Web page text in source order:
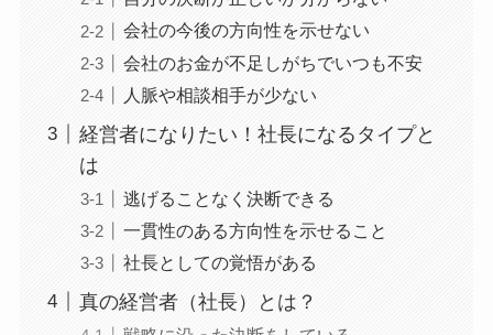
会社の今後の方向性を示せない
会社のお金が不足しがちでいつも不安
人脈や相談相手が少ない
経営者になりたい！社長になるタイプと
は
逃げることなく決断できる
一貫性のある方向性を示せること
社長としての覚悟がある
真の経営者（社長）とは？